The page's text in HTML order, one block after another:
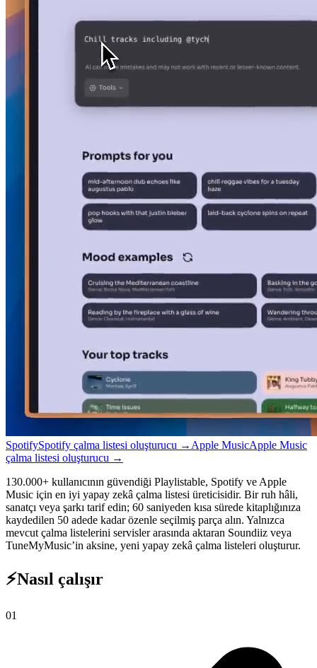
SpotifySpotify çalma listesi oluşturucu → Apple MusicApple Music
çalma listesi oluşturucu →
130.000+ kullanıcının güvendiği Playlistable, Spotify ve Apple
Music için en iyi yapay zekâ çalma listesi üreticisidir. Bir ruh hâli,
sanatçı veya şarkı tarif edin; 60 saniyeden kısa sürede kitaplığınıza
kaydedilen 50 adede kadar özenle seçilmiş parça alın. Yalnızca
mevcut çalma listelerini servisler arasında aktaran Soundiiz veya
TuneMyMusic’in aksine, yeni yapay zekâ çalma listeleri oluşturur.
⚡Nasıl çalışır
01